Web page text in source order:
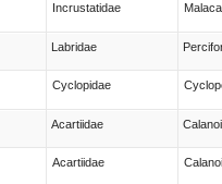
Incrustatidae
Labridae
Cyclopidae
Acartiidae
Acartiidae